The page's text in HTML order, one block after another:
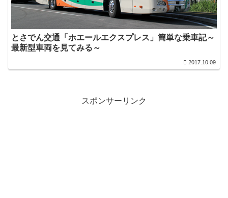
とさでん交通「ホエールエクスプレス」簡単な乗車記～
最新型車両を見てみる～
2017.10.09
スポンサーリンク